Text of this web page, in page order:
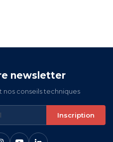
newsletter
nos conseils techniques
Inscription